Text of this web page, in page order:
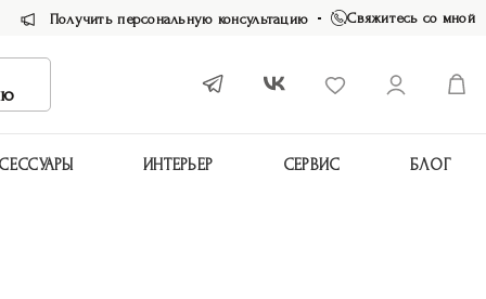
Получить персональную консультацию Свяжитесь со мной
ИНТЕРЬЕР СЕРВИС БЛОГ